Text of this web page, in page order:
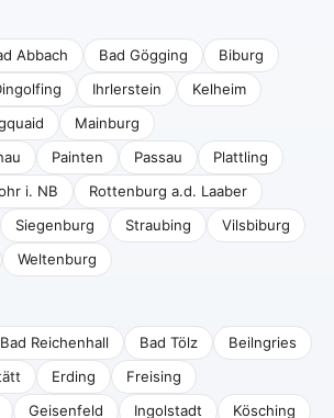
Abbach Bad Gögging
Biburg
Ihrlerstein
Kelheim
Mainburg
Painten Passau
Plattling
i. NB
Rottenburg a.d. Laaber
Siegenburg Straubing
Vilsbiburg
Weltenburg
Bad Reichenhall Bad Tölz
Beilngries
Erding
Freising
Geisenfeld Ingolstadt
Kösching